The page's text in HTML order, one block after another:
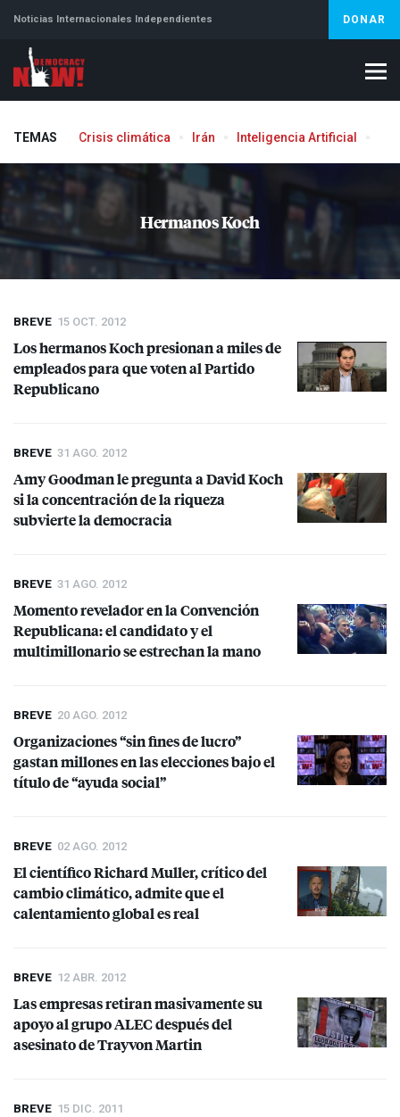
Noticias Internacionales Independientes DONAR
TEMAS Crisis climática Irán Inteligencia Artificial
Hermanos Koch
BREVE 15 OCT. 2012
Los hermanos Koch presionan a miles de
empleados para que voten al Partido
Republicano
BREVE 31 AGO. 2012
Amy Goodman le pregunta a David Koch
si la concentración de la riqueza
subvierte la democracia
BREVE 31 AGO. 2012
Momento revelador en la Convención
Republicana: el candidato y el
multimillonario se estrechan la mano
BREVE 20 AGO. 2012
Organizaciones “sin fines de lucro”
gastan millones en las elecciones bajo el
título de “ayuda social”
BREVE 02 AGO. 2012
El científico Richard Muller, crítico del
cambio climático, admite que el
calentamiento global es real
BREVE 12 ABR. 2012
Las empresas retiran masivamente su
apoyo al grupoALECdespués del
asesinato de Trayvon Martin
BREVE 15 DIC. 2011